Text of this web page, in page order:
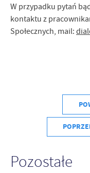
W przypadku pytań
kontaktu z
Społecznych, mail:
Pozostałe